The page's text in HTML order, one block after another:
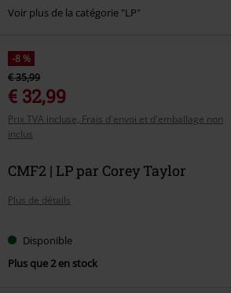
Voir plus de la catégorie "LP"
-8 %
€ 35,99
€ 32,99
Prix TVA incluse, Frais d'envoi et d'emballage non
inclus
CMF2 | LP par Corey Taylor
Plus de détails
Disponible
Plus que 2 en stock